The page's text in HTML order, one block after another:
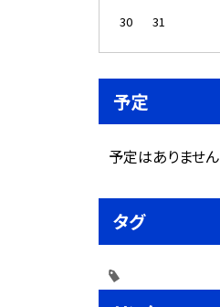
30
31
予定
予定はありません
タグ